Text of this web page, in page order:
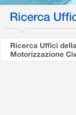
Ricerca
Ricerca Uffici della
Motorizzazione